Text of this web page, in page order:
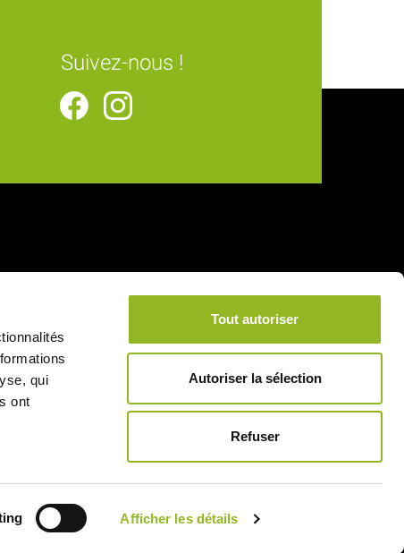
qui
ont
Afficher les détails
Tout autoriser
Autoriser la sélection
Refuser
Suivez-nous !